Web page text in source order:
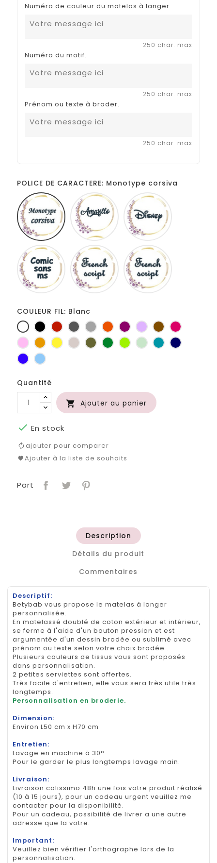
Numéro de couleur du matelas à langer.
250 char. max
Numéro du motif.
250 char. max
Prénom ou texte à broder.
250 char. max
POLICE DE CARACTERE: Monotype corsiva
Monotype
corsiva
Amarillo
Comic
sans
ms
French
script
COULEUR FIL: Blanc
BlancNoir RougeGris
foncé
Gris
clair
Orange
PruneLilasMarronFuchsia
RoseJaune
d'or
jauneFicelleKaki Vert
bouteille
Anis Vert
d'eau
Turquoise
Marine
Bleu
roi
Bleu
Quantité
 Ajouter au panier
 En stock
ajouter pour comparer
Ajouter à la liste de souhaits
Part
Description
Détails du produit
Commentaires
Descriptif:
Betybab vous propose le matelas à langer
personnalisée.
En matelassé doublé de coton extérieur et intérieur,
se ferme à l'aide d'un bouton pression et est
argumentée d'un dessin brodée ou sublimé avec
prénom ou texte selon votre choix brodée .
Plusieurs couleurs de tissus vous sont proposés
dans personnalisation.
2 petites serviettes sont offertes.
Très facile d'entretien, elle vous sera très utile très
longtemps.
Personnalisation en broderie.
Dimension:
Environ L50 cm x H70 cm
Entretien:
Lavage en machine à 30°
Pour le garder le plus longtemps lavage main.
Livraison:
Livraison colissimo 48h une fois votre produit réalisé
(10 à 15 jours), pour un cadeau urgent veuillez me
contacter pour la disponibilité.
Pour un cadeau, possibilité de livrer a une autre
adresse que la votre.
Important:
Veuillez bien vérifier l'orthographe lors de la
personnalisation.